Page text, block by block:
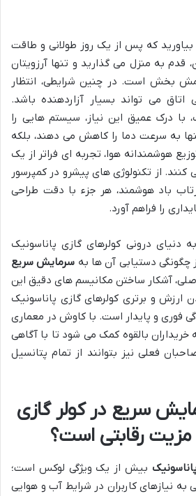
بیاورید که پس از یک روز طولانی و طاقت
قدم به منزل می گذارید و تنها آرزویتان
بخش است. در چنین شرایطی، انتظار
می تواند بسیار آزاردهنده باشد.
با درک عمیق این نیاز، سیستم هایی را
به سرعت دما را کاهش می دهند، بلکه
هوشمندانه هوا، تجربه ای فراتر از یک
کنند. از تکنولوژی های پیشرو در کمپرسور
باد هوشمند، هر جزء با دقت طراحی
را فراهم آورد.
دنیای درونی کولرهای گازی پاناسونیک
دستیابی آن ها به سرمایش سریع
آشکار ساختن مکانیسم های دقیق این
ارزش و برتری کولرهای گازی پاناسونیک
فوری و پایدار است. با کاوش در معماری
بالقوه کمک می شود تا با آگاهی
فعلی نیز بتوانند از تمام پتانسیل
سریع در کولر گازی
رقابتی است؟
بیش از یک ویژگی لوکس است؛
به نیازهای کاربران در شرایط آب و هوایی